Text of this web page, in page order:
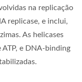
na replicação
replicase, e inclui,
As helicases
ATP, e DNA-binding